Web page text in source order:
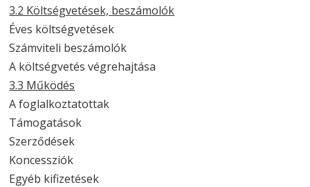
3.2 Költségvetések, beszámolók
Éves költségvetések
Számviteli beszámolók
A költségvetés végrehajtása
3.3 Működés
A foglalkoztatottak
Támogatások
Szerződések
Koncessziók
Egyéb kifizetések